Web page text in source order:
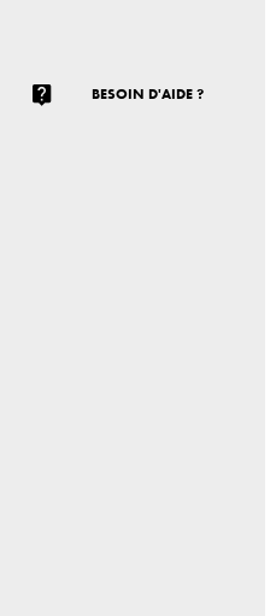
BESOIN D'AIDE ?